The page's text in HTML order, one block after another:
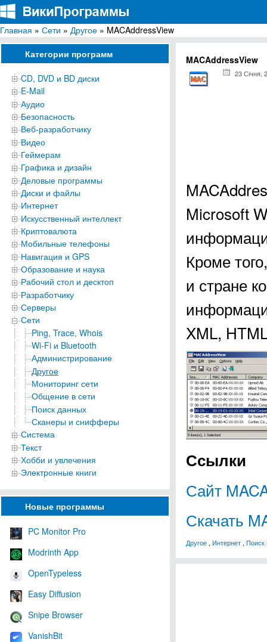
ВикиПрограммы
Энциклопедия бесплатных компьютерных программ для Windows
Главная » Сети » Другое » MACAddressView
Категории программ
CD, DVD и BD диски
E-Mail
Аудио
Безопасность
Веб-разработчику
Видео
Геймерам
Графика и дизайн
Деловые программы
Диски и файлы
Интернет
Искусственный интеллект
Криптовалюта
Мобильные телефоны
Навигация и GPS
Образование и наука
Рабочий стол и десктоп
Разработчику
Серверы
Сети
Ping, Trace, Whois
Wi-Fi и Bluetooth
Администрирование
Другое
Мониторинг сети
Общение в сети
Поиск данных
Сканеры и снифферы
Система
Текст
Хобби и увлечения
Электронные книги
Новые программы
PC Monitor Pro
Modrinth App
OpenTypeless
Easy Diffusion
Snipe Browser
VanishBit
MACAddressView
23 Січня,
Microsoft
Кроме
и стране
XML,
Ссылки
Сайт
Скачать
Другое , Интернет , Поиск